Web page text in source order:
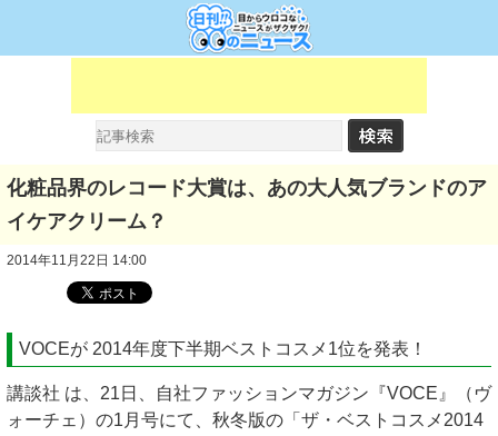
化粧品界のレコード大賞は、あの大人気ブランドのア
イケアクリーム？
2014年11月22日 14:00
VOCEが 2014年度下半期ベストコスメ1位を発表！
講談社 は、21日、自社ファッションマガジン『VOCE』（ヴ
ォーチェ）の1月号にて、秋冬版の「ザ・ベストコスメ2014